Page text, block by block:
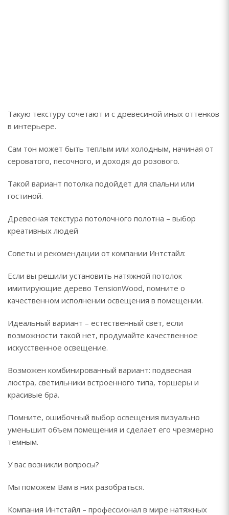
Такую текстуру сочетают и с древесиной иных оттенков
в интерьере.
Сам тон может быть теплым или холодным, начиная от
сероватого, песочного, и доходя до розового.
Такой вариант потолка подойдет для спальни или
гостиной.
Древесная текстура потолочного полотна – выбор
креативных людей
Советы и рекомендации от компании Интстайл:
Если вы решили установить натяжной потолок
имитирующие дерево TensionWood, помните о
качественном исполнении освещения в помещении.
Идеальный вариант – естественный свет, если
возможности такой нет, продумайте качественное
искусственное освещение.
Возможен комбинированный вариант: подвесная
люстра, светильники встроенного типа, торшеры и
красивые бра.
Помните, ошибочный выбор освещения визуально
уменьшит объем помещения и сделает его чрезмерно
темным.
У вас возникли вопросы?
Мы поможем Вам в них разобраться.
Компания Интстайл – профессионал в мире натяжных